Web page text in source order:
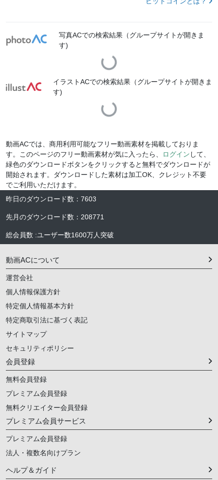
写真ACでの検索結果（グループサイトが開きま
す)
Loading...
イラストACでの検索結果（グループサイトが開きま
す)
Loading...
動画ACでは、商用利用可能なフリー動画素材を掲載しておりま
す。このページのフリー動画素材が気に入ったら、
ログイン して、
緑色のダウンロードボタンをクリックすると無料でダウンロードが
開始されます。ダウンロードした素材は加工OK、クレジット不要
でご利用いただけます。
昨日のダウンロード数 ： 7603
先月のダウンロード数 ： 208771
総会員数 :ユーザー数1600万人 突破
動画ACについて
運営会社
個人情報保護方針
特定個人情報基本方針
特定商取引法に基づく表記
サイトマップ
セキュリティポリシー
会員登録
無料会員登録
プレミアム会員登録
無料クリエイター会員登録
プレミアム会員サービス
プレミアム会員登録
法人・複数名向けプラン
ヘルプ＆ガイド